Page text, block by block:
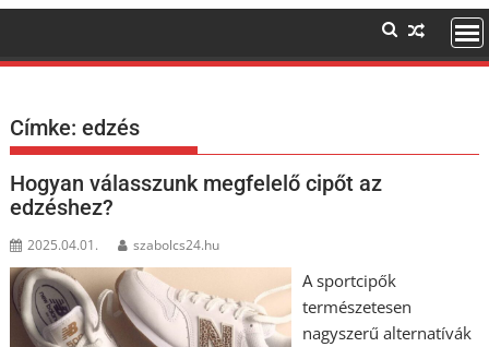
Címke:edzés
Hogyan válasszunk megfelelő cipőt az
edzéshez?
2025.04.01. szabolcs24.hu
A sportcipők
természetesen
nagyszerű alternatívák